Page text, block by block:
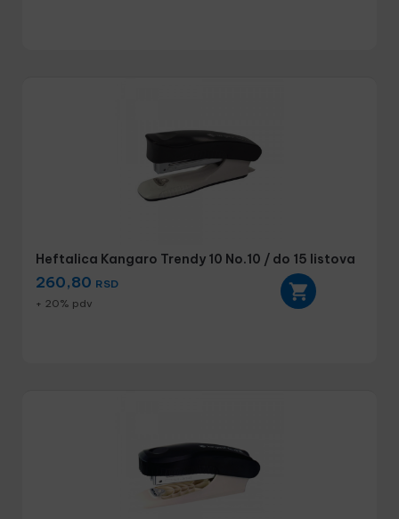
Heftalica Kangaro Trendy 10 No.10 / do 15 listova
260,80 RSD
+ 20% pdv